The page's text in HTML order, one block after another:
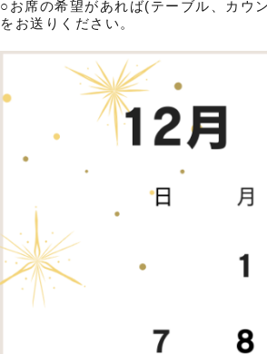
○お席の希望があれば(テーブル、カウ
をお送りください。